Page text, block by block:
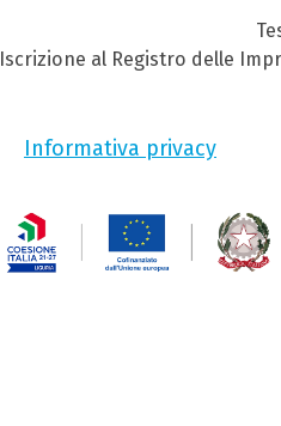
Iscrizione al Registro delle
Informativa privacy